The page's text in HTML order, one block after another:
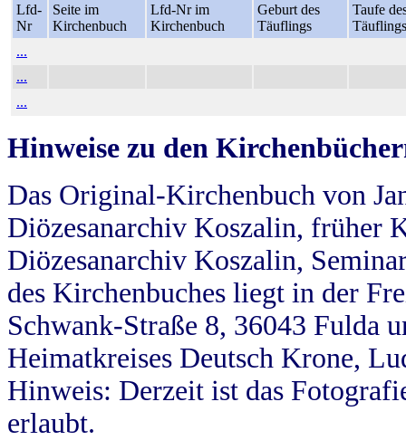
Lfd-
Nr
Seite im
Kirchenbuch
Lfd-Nr im
Kirchenbuch
Geburt des
Täuflings
Taufe
Täuflings
...
...
...
Hinweise zu den
Das Original-Kirchenbuch von
Diözesanarchiv Koszalin, früher
Diözesanarchiv Koszalin,
des Kirchenbuches liegt in der
Schwank-Straße 8, 36043 Fulda
Heimatkreises Deutsch Krone,
Hinweis: Derzeit ist das
erlaubt.